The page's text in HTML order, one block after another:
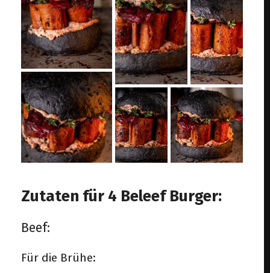
Zutaten für 4 Beleef Burger:
Beef:
Für die Brühe: